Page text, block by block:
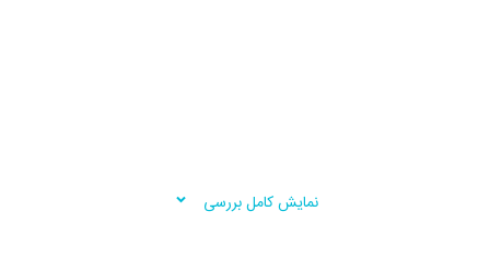
نمایش کامل بررسی